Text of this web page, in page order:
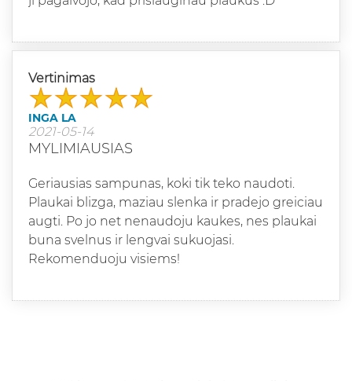
Vertinimas
INGA LA
2021-05-14
MYLIMIAUSIAS
Geriausias sampunas, koki tik teko naudoti.
Plaukai blizga, maziau slenka ir pradejo greiciau
augti. Po jo net nenaudoju kaukes, nes plaukai
buna svelnus ir lengvai sukuojasi.
Rekomenduoju visiems!